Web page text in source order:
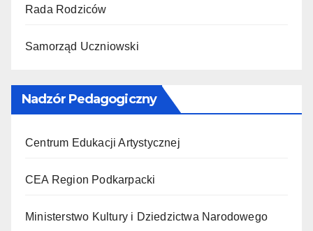
Rada Rodziców
Samorząd Uczniowski
Nadzór Pedagogiczny
Centrum Edukacji Artystycznej
CEA Region Podkarpacki
Ministerstwo Kultury i Dziedzictwa Narodowego